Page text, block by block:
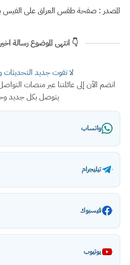
المصدر : صفحة طقس العراق على الفيس
👇 انتهى الموضوع رسالة
لا تفوت جديد
انضم الآن إلى عائلتنا عبر منصات
يتوصل بكل جديد
واتساب
تيليجرام
فيسبوك
يوتيوب